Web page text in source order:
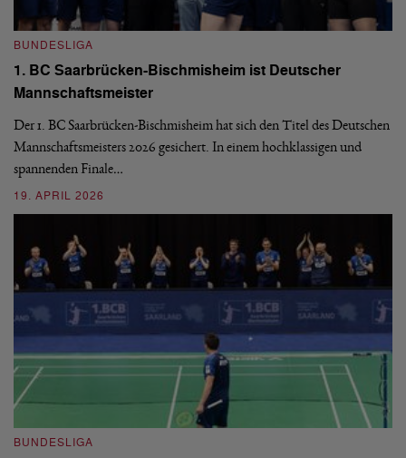
BUNDESLIGA
1. BC Saarbrücken-Bischmisheim ist Deutscher
Mannschaftsmeister
Der 1. BC Saarbrücken-Bischmisheim hat sich den Titel des Deutschen
Mannschaftsmeisters 2026 gesichert. In einem hochklassigen und
spannenden Finale…
19. APRIL 2026
BUNDESLIGA